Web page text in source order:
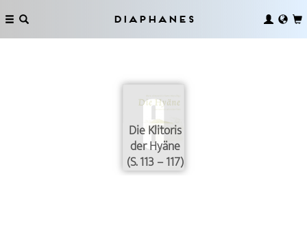
Diaphanes
Die Klitoris
der Hyäne
(S. 113 – 117)